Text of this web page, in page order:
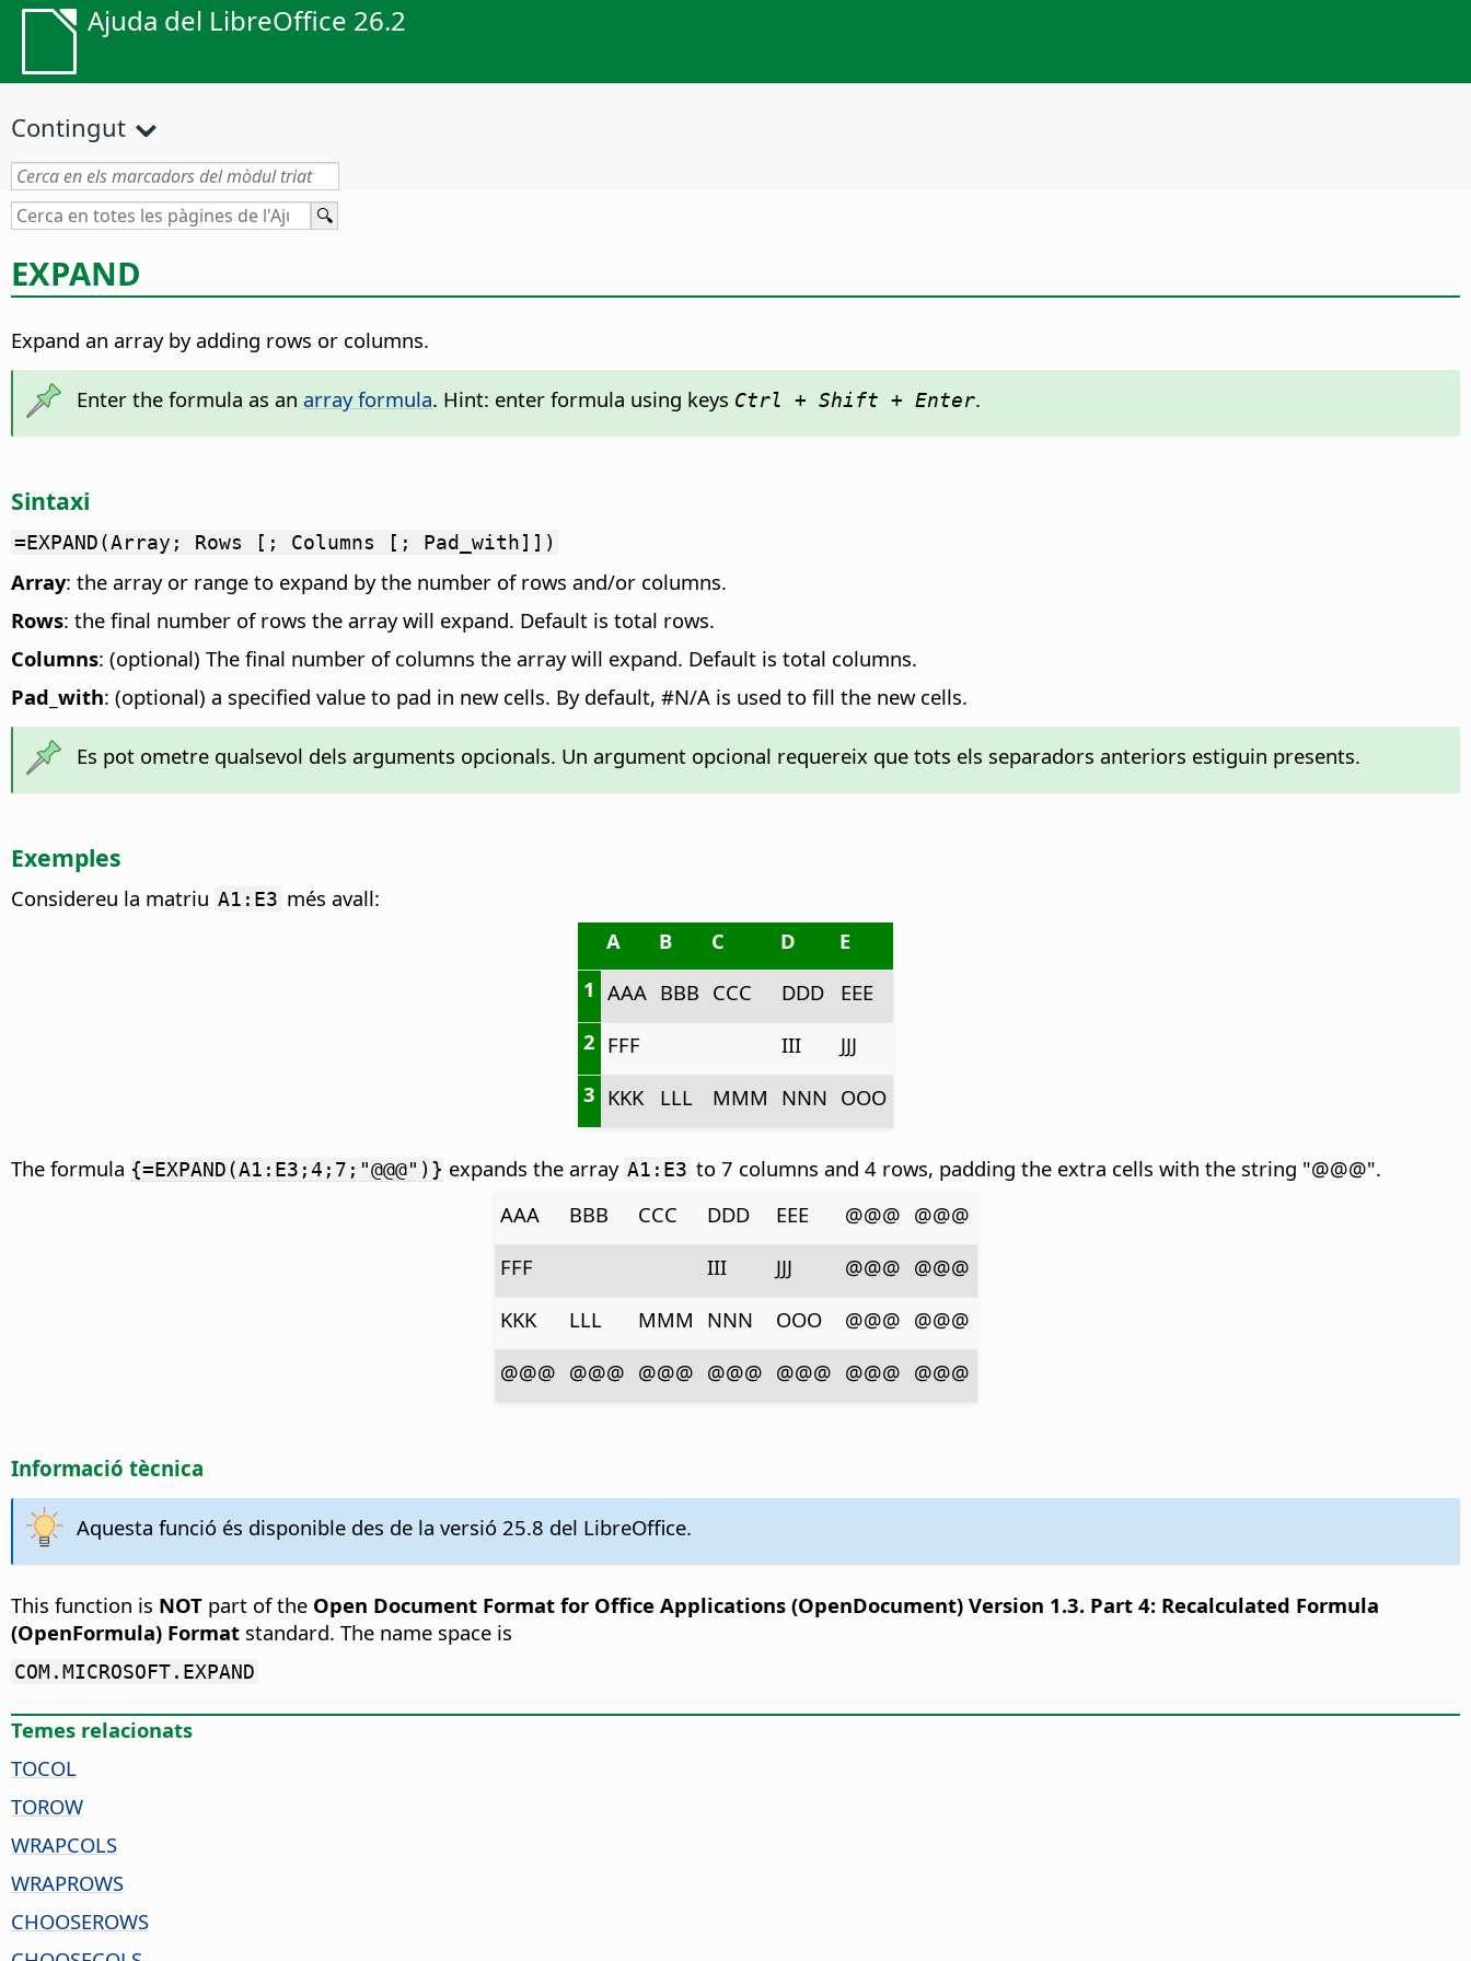
Ajuda del LibreOffice 26.2
Contingut
EXPAND
Expand an array by adding rows or columns.
Enter the formula as an array formula. Hint: enter formula using keys Ctrl + Shift + Enter.
Sintaxi
=EXPAND(Array; Rows [; Columns [; Pad_with]])
Array: the array or range to expand by the number of rows and/or columns.
Rows: the final number of rows the array will expand. Default is total rows.
Columns: (optional) The final number of columns the array will expand. Default is total columns.
Pad_with: (optional) a specified value to pad in new cells. By default, #N/A is used to fill the new cells.
Es pot ometre qualsevol dels arguments opcionals. Un argument opcional requereix que tots els separadors anteriors estiguin presents.
Exemples
Considereu la matriu A1:E3 més avall:
A
B C D
E
1 AAA BBB CCC DDD
EEE
2 FFF III
JJJ
3 KKK LLL MMM NNN OOO
The formula {=EXPAND(A1:E3;4;7;"@@@")} expands the array A1:E3 to 7 columns and 4 rows, padding the extra cells with the string "@@@".
AAA
BBB CCC DDD EEE @@@ @@@
FFF
III JJJ @@@ @@@
KKK
LLL MMM NNN OOO @@@ @@@
@@@ @@@ @@@ @@@ @@@ @@@ @@@
Informació tècnica
Aquesta funció és disponible des de la versió 25.8 del LibreOffice.
This function is NOT part of the Open Document Format for Office Applications (OpenDocument) Version 1.3. Part 4: Recalculated Formula
(OpenFormula) Format standard. The name space is
COM.MICROSOFT.EXPAND
Temes relacionats
TOCOL
TOROW
WRAPCOLS
WRAPROWS
CHOOSEROWS